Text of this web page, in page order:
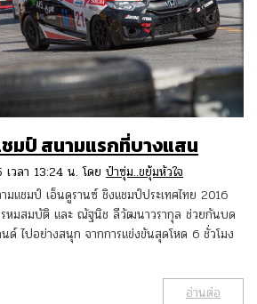
ชมป์ สนามแรกที่บางแสน
วลา 13:24 น. โดย ป๋าซุ่ม..ขยุ้มหัวใจ
มแชมป์ เอ็นดูรานซ์ ชิงแชมป์ประเทศไทย 2016
หมสมบัติ และ ณัฐนิช ลีวัฒนาวรากุล ช่วยกันบด
ด์ ไปอย่างสนุก จากการแข่งขันสุดโหด 6 ชั่วโมง
อ่านต่อ